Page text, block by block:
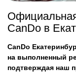
CanDo в
CanDo
на выполненный
подтверждая наш